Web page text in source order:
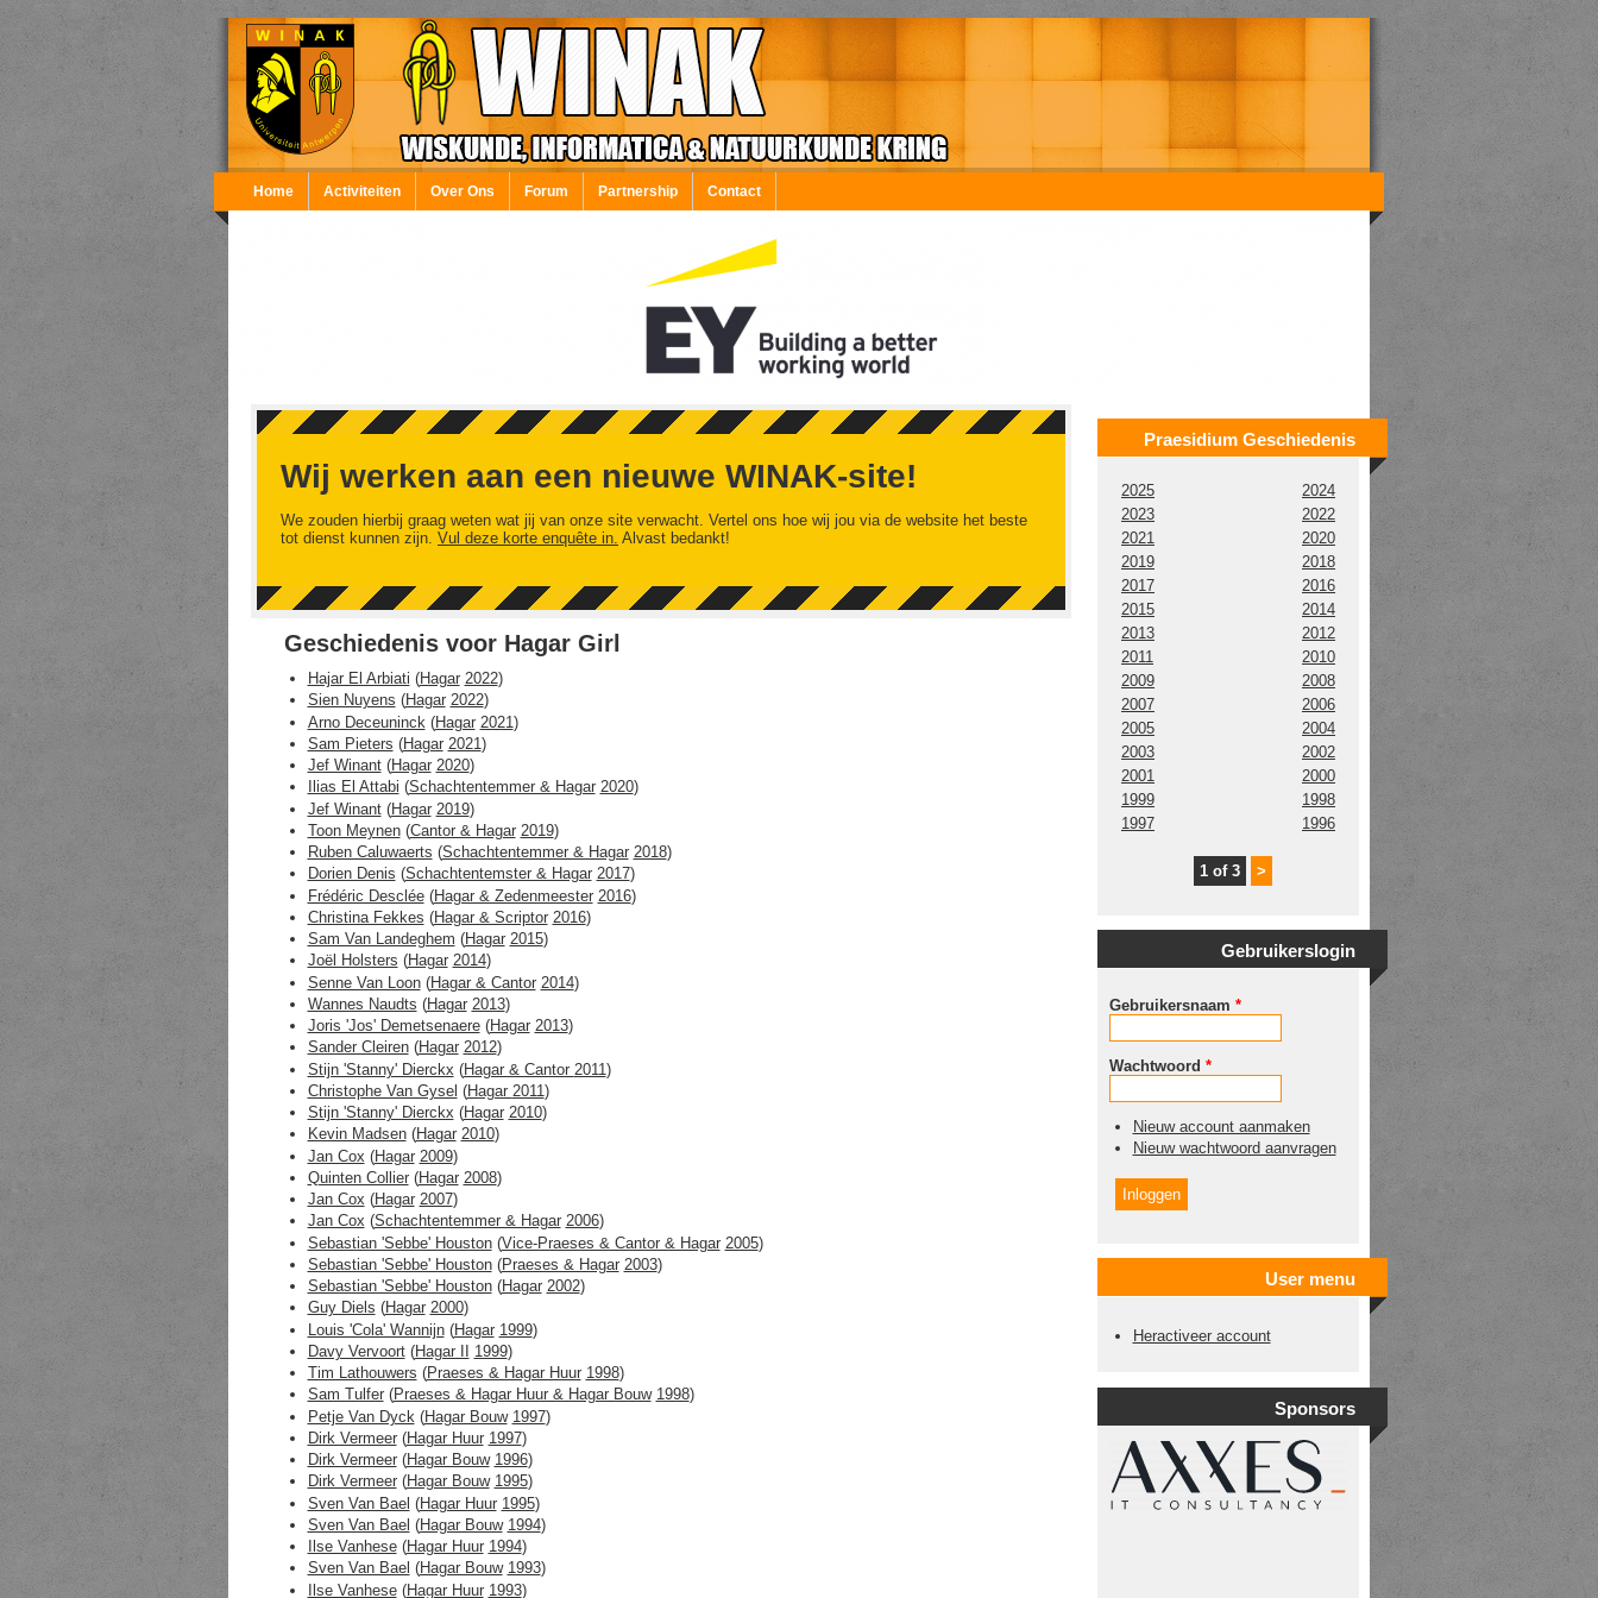
Overslaan en naar de inhoud gaan
Home Activiteiten Over Ons Forum Partnership Contact
Wij werken aan een nieuwe WINAK-site!
We zouden hierbij graag weten wat jij van onze site verwacht. Vertel ons hoe wij jou via de website het beste
tot dienst kunnen zijn. Vul deze korte enquête in. Alvast bedankt!
Geschiedenis voor Hagar Girl
Hajar El Arbiati (Hagar 2022)
Sien Nuyens (Hagar 2022)
Arno Deceuninck (Hagar 2021)
Sam Pieters (Hagar 2021 )
Jef Winant(Hagar 2020)
Ilias El Attabi (Schachtentemmer & Hagar 2020)
Jef Winant(Hagar 2019)
Toon Meynen(Cantor & Hagar 2019)
Ruben Caluwaerts (Schachtentemmer & Hagar 2018)
Dorien Denis (Schachtentemster & Hagar 2017)
Frédéric Desclée(Hagar & Zedenmeester 2016)
Christina Fekkes (Hagar & Scriptor 2016)
Sam Van Landeghem (Hagar 2015)
Joël Holsters (Hagar 2014)
Senne Van Loon(Hagar & Cantor 2014)
Wannes Naudts (Hagar 2013)
Joris 'Jos' Demetsenaere(Hagar 2013)
Sander Cleiren(Hagar 2012)
Stijn 'Stanny' Dierckx (Hagar & Cantor 2011)
Christophe Van Gysel (Hagar 2011 )
Stijn 'Stanny' Dierckx (Hagar 2010)
Kevin Madsen(Hagar 2010)
Jan Cox (Hagar 2009)
Quinten Collier(Hagar 2008)
Jan Cox (Hagar 2007)
Jan Cox (Schachtentemmer & Hagar 2006)
Sebastian 'Sebbe' Houston(Vice-Praeses & Cantor & Hagar 2005)
Sebastian 'Sebbe' Houston(Praeses & Hagar 2003)
Sebastian 'Sebbe' Houston(Hagar 2002)
Guy Diels (Hagar 2000)
Louis 'Cola' Wannijn(Hagar 1999)
Davy Vervoort(Hagar II 1999)
Tim Lathouwers (Praeses & Hagar Huur 1998)
Sam Tulfer(Praeses & Hagar Huur & Hagar Bouw 1998)
Petje Van Dyck (Hagar Bouw 1997)
Dirk Vermeer(Hagar Huur 1997)
Dirk Vermeer(Hagar Bouw 1996)
Dirk Vermeer(Hagar Bouw 1995)
Sven Van Bael (Hagar Huur 1995)
Sven Van Bael (Hagar Bouw 1994)
Ilse Vanhese(Hagar Huur 1994)
Sven Van Bael (Hagar Bouw 1993)
Ilse Vanhese(Hagar Huur 1993)
Praesidium Geschiedenis
2025
2024
2023
2022
2021
2020
2019
2018
2017
2016
2015
2014
2013
2012
2011
2010
2009
2008
2007
2006
2005
2004
2003
2002
2001
2000
1999
1998
1997
1996
1 of 3 >
Gebruikerslogin
Gebruikersnaam *
Wachtwoord *
Nieuw account aanmaken
Nieuw wachtwoord aanvragen
User menu
Heractiveer account
Sponsors